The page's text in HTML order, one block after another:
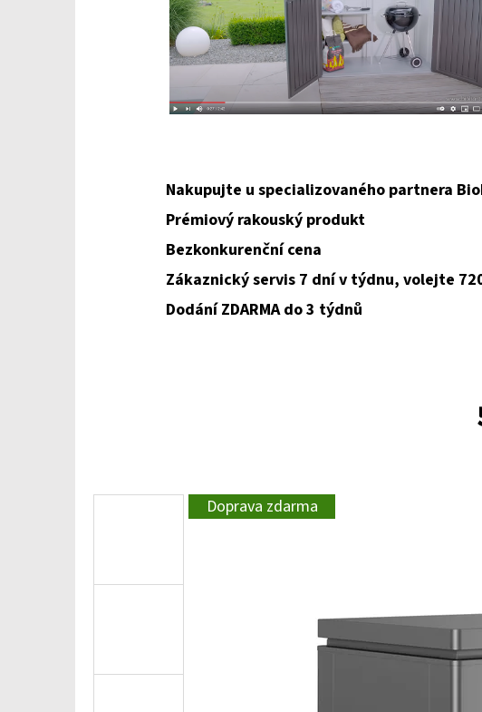
Nakupujte u specializovaného partnera
Prémiový rakouský produkt
Bezkonkurenční cena
Zákaznický servis 7 dní v týdnu, volejte
Dodání ZDARMA do 3 týdnů
Doprava zdarma